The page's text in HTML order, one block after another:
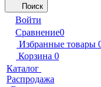
Поиск
Войти
Сравнение0
Избранные товары
Корзина 0
Каталог
Распродажа